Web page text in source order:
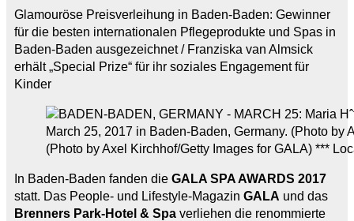
Glamouröse Preisverleihung in Baden-Baden: Gewinner
für die besten internationalen Pflegeprodukte und Spas in
Baden-Baden ausgezeichnet / Franziska van Almsick
erhält „Special Prize“ für ihr soziales Engagement für
Kinder
(Photo by Axel Kirchhof/Getty Images for GALA) ***
In Baden-Baden fanden die GALA SPA AWARDS 2017
statt. Das People- und Lifestyle-Magazin GALA und das
Brenners Park-Hotel & Spa verliehen die renommierte